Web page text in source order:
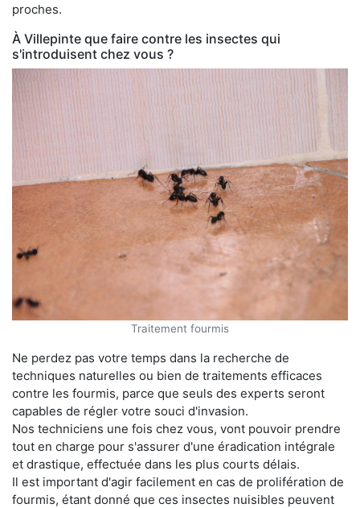
proches.
À Villepinte que faire contre les insectes qui
s'introduisent chez vous ?
Traitement fourmis
Ne perdez pas votre temps dans la recherche de
techniques naturelles ou bien de traitements efficaces
contre les fourmis, parce que seuls des experts seront
capables de régler votre souci d'invasion.
Nos techniciens une fois chez vous, vont pouvoir prendre
tout en charge pour s'assurer d'une éradication intégrale
et drastique, effectuée dans les plus courts délais.
Il est important d'agir facilement en cas de prolifération de
fourmis, étant donné que ces insectes nuisibles peuvent